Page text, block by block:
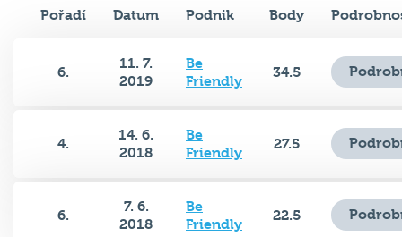
Pořadí Datum Podnik Body
6.
11. 7.
2019
Be
Friendly
34.5
4.
14. 6.
2018
Be
Friendly
27.5
6.
7. 6.
2018
Be
Friendly
22.5